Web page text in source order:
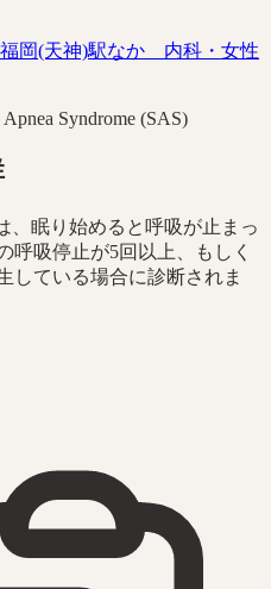
岡(天神)駅なか 内科・女性
Syndrome (SAS)
、眠り始めると呼吸が止まっ
呼吸停止が5回以上、もしく
している場合に診断されま